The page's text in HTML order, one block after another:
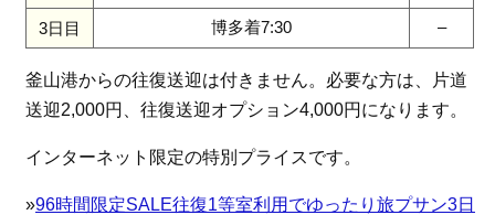
3日目 博多着7:30 –
釜山港からの往復送迎は付きません。必要な方は、片道
送迎2,000円、往復送迎オプション4,000円になります。
インターネット限定の特別プライスです。
»96時間限定SALE往復1等室利用でゆったり旅プサン3日